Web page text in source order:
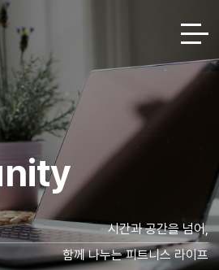
시간과 공간을 넘어,
함께 나누는 피트니스 라이프